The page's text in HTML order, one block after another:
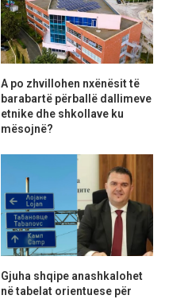
A po zhvillohen nxënësit të
barabartë përballë dallimeve
etnike dhe shkollave ku
mësojnë?
Gjuha shqipe anashkalohet
në tabelat orientuese për